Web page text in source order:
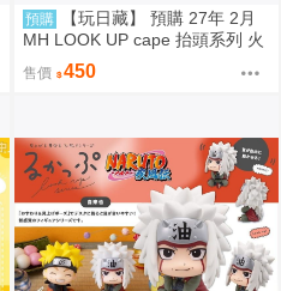
預購
【玩日藏】 預購 27年 2月
MH LOOK UP cape 抬頭系列 火
影忍者疾風傳 帕克 披風 斗篷系
列 頭套 不含公仔 代理版
售價 450